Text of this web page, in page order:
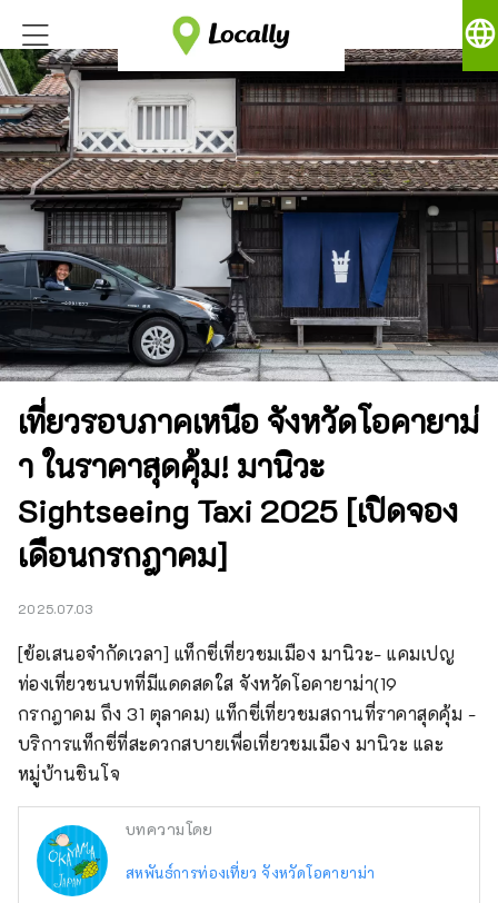
language
เที่ยวรอบภาคเหนือ จังหวัดโอคายาม่
า ในราคาสุดคุ้ม! มานิวะ
Sightseeing Taxi 2025 [เปิดจอง
เดือนกรกฎาคม]
2025.07.03
[ข้อเสนอจำกัดเวลา] แท็กซี่เที่ยวชมเมือง มานิวะ- แคมเปญ
ท่องเที่ยวชนบทที่มีแดดสดใส จังหวัดโอคายาม่า(19
กรกฎาคม ถึง 31 ตุลาคม) แท็กซี่เที่ยวชมสถานที่ราคาสุดคุ้ม -
บริการแท็กซี่ที่สะดวกสบายเพื่อเที่ยวชมเมือง มานิวะ และ
หมู่บ้านชินโจ
บทความโดย
สหพันธ์การท่องเที่ยว จังหวัดโอคายาม่า